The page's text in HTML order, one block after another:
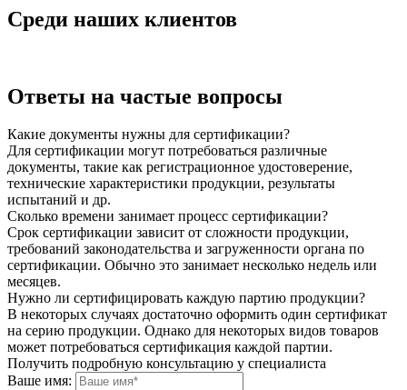
Среди наших клиентов
Ответы на частые вопросы
Какие документы нужны для сертификации?
Для сертификации могут потребоваться различные
документы, такие как регистрационное удостоверение,
технические характеристики продукции, результаты
испытаний и др.
Сколько времени занимает процесс сертификации?
Срок сертификации зависит от сложности продукции,
требований законодательства и загруженности органа по
сертификации. Обычно это занимает несколько недель или
месяцев.
Нужно ли сертифицировать каждую партию продукции?
В некоторых случаях достаточно оформить один сертификат
на серию продукции. Однако для некоторых видов товаров
может потребоваться сертификация каждой партии.
Получить подробную консультацию у специалиста
Ваше имя: